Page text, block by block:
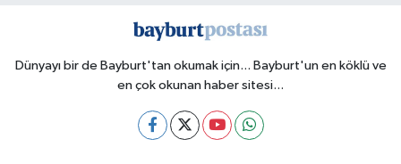
Dünyayı bir de Bayburt'tan okumak için... Bayburt'un en köklü ve
en çok okunan haber sitesi...